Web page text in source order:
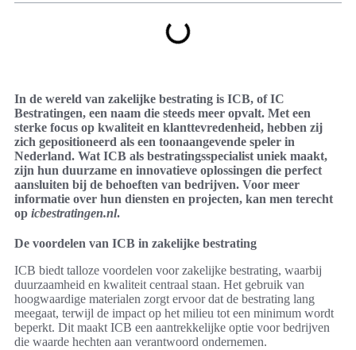
In de wereld van zakelijke bestrating is ICB, of IC
Bestratingen, een naam die steeds meer opvalt. Met een
sterke focus op kwaliteit en klanttevredenheid, hebben zij
zich gepositioneerd als een toonaangevende speler in
Nederland. Wat ICB als bestratingsspecialist uniek maakt,
zijn hun duurzame en innovatieve oplossingen die perfect
aansluiten bij de behoeften van bedrijven. Voor meer
informatie over hun diensten en projecten, kan men terecht
op icbestratingen.nl.
De voordelen van ICB in zakelijke bestrating
ICB biedt talloze voordelen voor zakelijke bestrating, waarbij
duurzaamheid en kwaliteit centraal staan. Het gebruik van
hoogwaardige materialen zorgt ervoor dat de bestrating lang
meegaat, terwijl de impact op het milieu tot een minimum wordt
beperkt. Dit maakt ICB een aantrekkelijke optie voor bedrijven
die waarde hechten aan verantwoord ondernemen.